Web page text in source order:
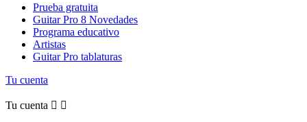
Prueba gratuita
Guitar Pro 8 Novedades
Programa educativo
Artistas
Guitar Pro tablaturas
Tu cuenta
Tu cuenta  